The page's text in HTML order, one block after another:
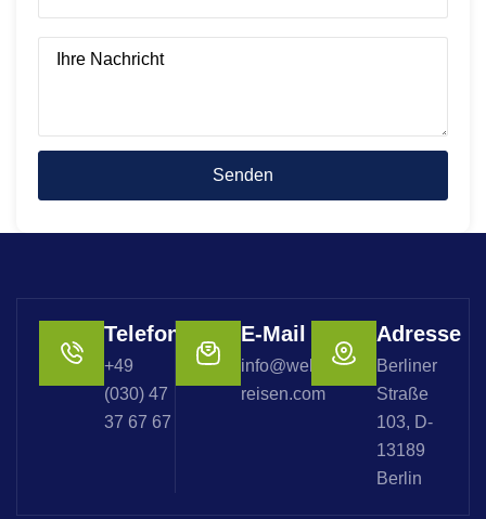
Telefon
+49
(030) 47
37 67 67
E-Mail
info@welterbe-
reisen.com
Adresse
Berliner
Straße
103, D-
13189
Berlin